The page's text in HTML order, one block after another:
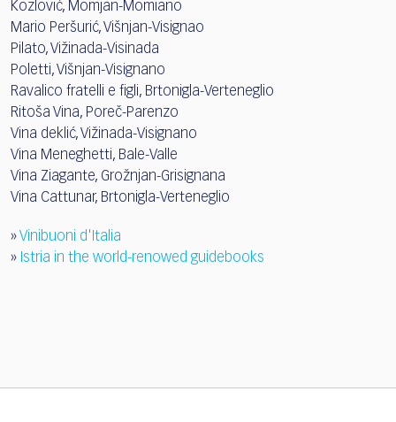
Kozlović, Momjan-Momiano
Mario Peršurić, Višnjan-Visignao
Pilato, Vižinada-Visinada
Poletti, Višnjan-Visignano
Ravalico fratelli e figli, Brtonigla-Verteneglio
Ritoša Vina, Poreč-Parenzo
Vina deklić, Vižinada-Visignano
Vina Meneghetti, Bale-Valle
Vina Ziagante, Grožnjan-Grisignana
Vina Cattunar, Brtonigla-Verteneglio
»Vinibuoni d'Italia
» Istria in the world-renowed guidebooks